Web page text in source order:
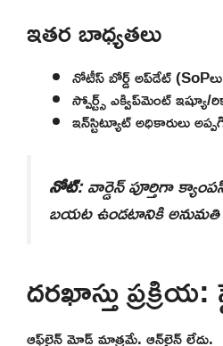
ఇతర బాధ్యతలు
నోటీస్ బోర్డ్ అప్‌డేట్
స్పోర్ట్స్ ఎక్విప్‌మెంట్ ఇష్యూ/
ఇన్‌స్టిట్యూట్ అధికారులు
నోట్: వార్డెన్ పూర్తిగా
బయట ఉండటానికి అనుమతి
దరఖాస్తు ప్రక్రియ:
ఆఫ్‌లైన్ మోడ్ మాత్రమే. ఆన్‌లైన్ లేదు.